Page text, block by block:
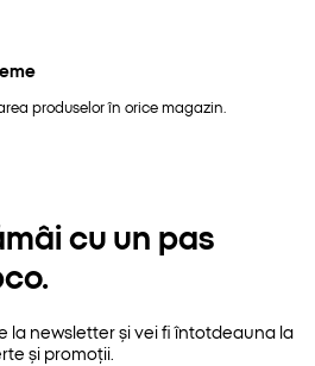
produselor în orice magazin.
cu un pas
la newsletter și vei fi întotdeauna la
și promoții.